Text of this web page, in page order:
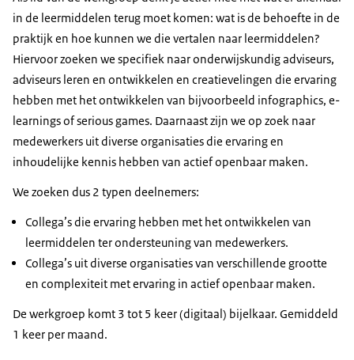
in de leermiddelen terug moet komen: wat is de behoefte in de
praktijk en hoe kunnen we die vertalen naar leermiddelen?
Hiervoor zoeken we specifiek naar onderwijskundig adviseurs,
adviseurs leren en ontwikkelen en creatievelingen die ervaring
hebben met het ontwikkelen van bijvoorbeeld infographics, e-
learningsofserious games. Daarnaast zijn we op zoek naar
medewerkers uit diverse organisaties die ervaring en
inhoudelijke kennis hebben van actief openbaar maken.
We zoeken dus 2 typen deelnemers:
Collega’s die ervaring hebben met het ontwikkelen van
leermiddelen ter ondersteuning van medewerkers.
Collega’s uit diverse organisaties van verschillende grootte
en complexiteit met ervaring in actief openbaar maken.
De werkgroep komt 3 tot 5 keer (digitaal) bijelkaar. Gemiddeld
1 keer per maand.